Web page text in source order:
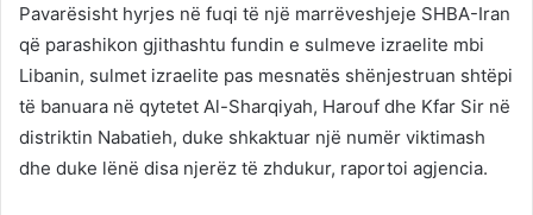
Pavarësisht hyrjes në fuqi të një marrëveshjeje SHBA-Iran
që parashikon gjithashtu fundin e sulmeve izraelite mbi
Libanin, sulmet izraelite pas mesnatës shënjestruan shtëpi
të banuara në qytetet Al-Sharqiyah, Harouf dhe Kfar Sir në
distriktin Nabatieh, duke shkaktuar një numër viktimash
dhe duke lënë disa njerëz të zhdukur, raportoi agjencia.